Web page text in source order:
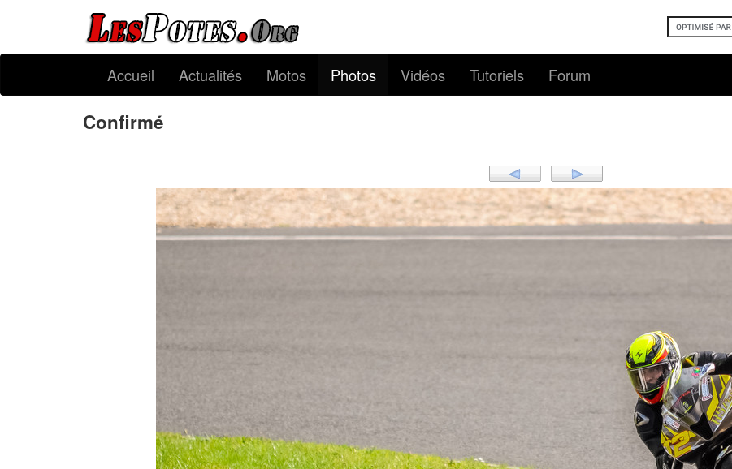
Accueil Actualités Motos Photos Vidéos Tutoriels Forum
Confirmé